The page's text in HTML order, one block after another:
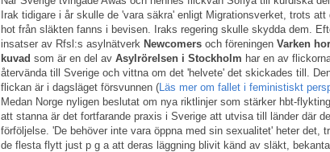
Irak tidigare i år skulle de 'vara säkra' enligt Migrationsverket, trots att
hot från släkten fanns i bevisen. Iraks regering skulle skydda dem.
insatser av Rfsl:s asylnätverk Newcomers och föreningen Varken
kuvad som är en del av Asylrörelsen i Stockholm har en av
återvända till Sverige och vittna om det 'helvete' det skickades till.
flickan är i dagsläget försvunnen ( Läs mer om fallet i feministiskt
Medan Norge nyligen beslutat om nya riktlinjer som stärker hbt-
att stanna är det fortfarande praxis i Sverige att utvisa till länder där
förföljelse. 'De behöver inte vara öppna med sin sexualitet' heter det,
de flesta flytt just p g a att deras läggning blivit känd av släkt,